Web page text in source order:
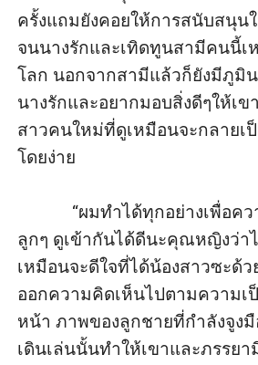
ครั้งแถมยังคอยให้การสนับสนุน
จนนางรักและเทิดทูนสามีคนนี้เ
โลก นอกจากสามีแล้วก็ยังมีภูมิ
นางรักและอยากมอบสิ่งดีๆให้เข
สาวคนใหม่ที่ดูเหมือนจะกลายเ
โดยง่าย
“ผมทำได้ทุกอย่างเพื่อคว
ลูกๆ ดูเข้ากันได้ดีนะคุณหญิงว่า
เหมือนจะดีใจที่ได้น้องสาวซะด้
ออกความคิดเห็นไปตามความเ
หน้า ภาพของลูกชายที่กำลังจูง
เดินเล่นนั้นทำให้เขาและภรรย